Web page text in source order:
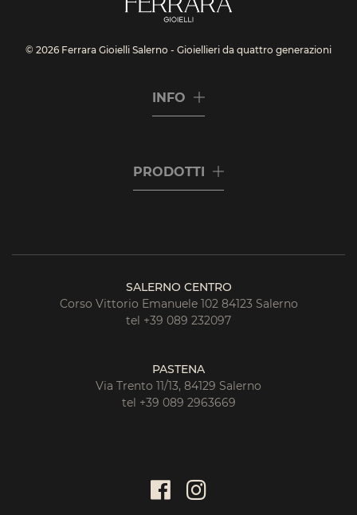
© 2026 Ferrara Gioielli Salerno - Gioiellieri da quattro generazioni
INFO
PRODOTTI
SALERNO CENTRO
Corso Vittorio Emanuele 102 84123 Salerno
tel +39 089 232097
PASTENA
Via Trento 11/13, 84129 Salerno
tel +39 089 2963669